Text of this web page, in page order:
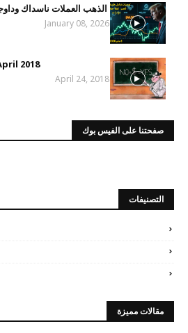
الذهب العملات ناسداك
January 08, 2026
2018
April 24, 2018
صفحتنا على الفيس بوك
التصنيفات
مقالات مميزة